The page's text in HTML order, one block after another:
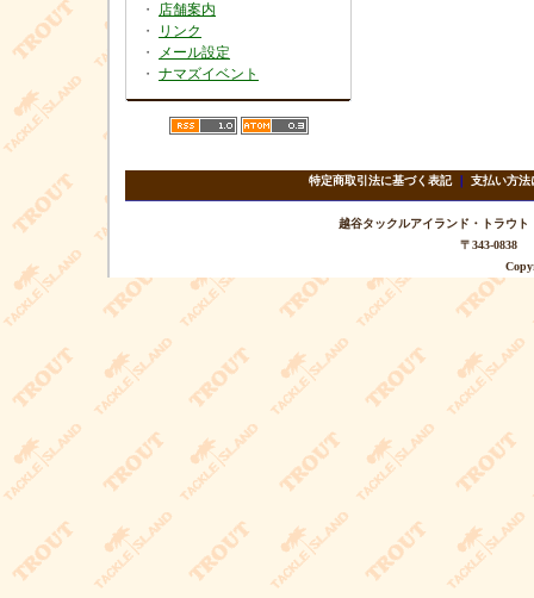
・ 店舗案内
・
リンク
・
メール設定
・ ナマズイベント
特定商取引法に基づく表記｜ 支払い方法
越谷タックルアイランド・トラ
〒343-0838